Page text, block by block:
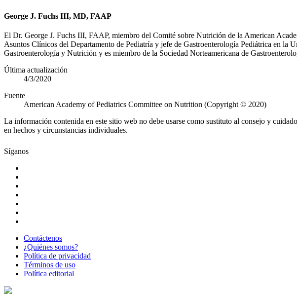
George J. Fuchs III, MD, FAAP
El Dr. George J. Fuchs III, FAAP, miembro del Comité sobre Nutrición de la American
Asuntos Clínicos del Departamento de Pediatría y jefe de Gastroenterología Pediátrica en
Gastroenterología y Nutrición y es miembro de la Sociedad Norteamericana de
Última actualización
4/3/2020
Fuente
American Academy of Pediatrics Committee on Nutrition (Copyright © 2020)
La información contenida en este sitio web no debe usarse como sustituto al consejo y
en hechos y circunstancias individuales.
Síganos
Contáctenos
¿Quiénes somos?
Política de privacidad
Términos de uso
Política editorial